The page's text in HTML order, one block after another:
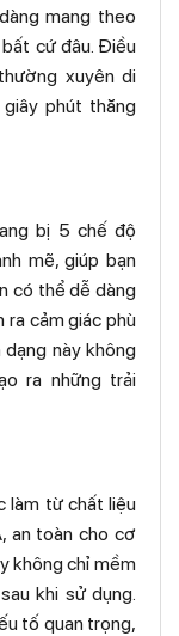
mang theo
cứ đâu. Điều
xuyên di
phút thăng
bị 5 chế độ
mẽ, giúp bạn
có thể dễ dàng
cảm giác phù
này không
ra những trải
làm từ chất liệu
an toàn cho cơ
không chỉ mềm
khi sử dụng.
tố quan trọng,